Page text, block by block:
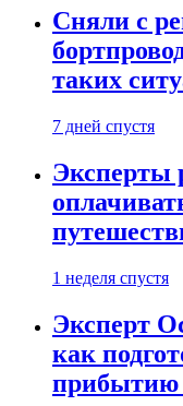
Сняли с
таких
7 дней спустя
Эксперты
1 неделя спустя
Эксперт
как
прибытию